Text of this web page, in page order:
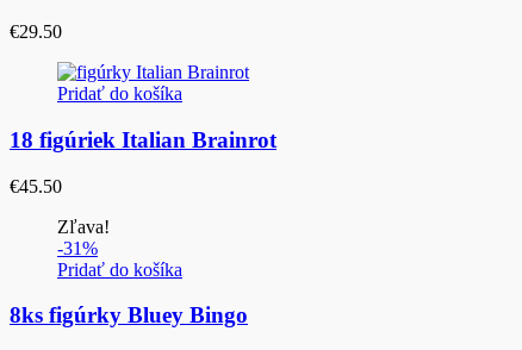
€29.50
Pridať do košíka
18 figúriek Italian Brainrot
€45.50
Zľava!
-31%
Pridať do košíka
8ks figúrky Bluey Bingo